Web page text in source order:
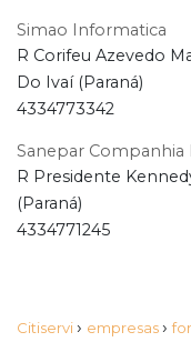
Simao Informatica
R Corifeu Azevedo
Do Ivaí (Paraná)
4334773342
Sanepar Companhia
R Presidente
(Paraná)
4334771245
Citiservi › empresas ›